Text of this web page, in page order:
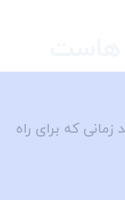
که برای راه